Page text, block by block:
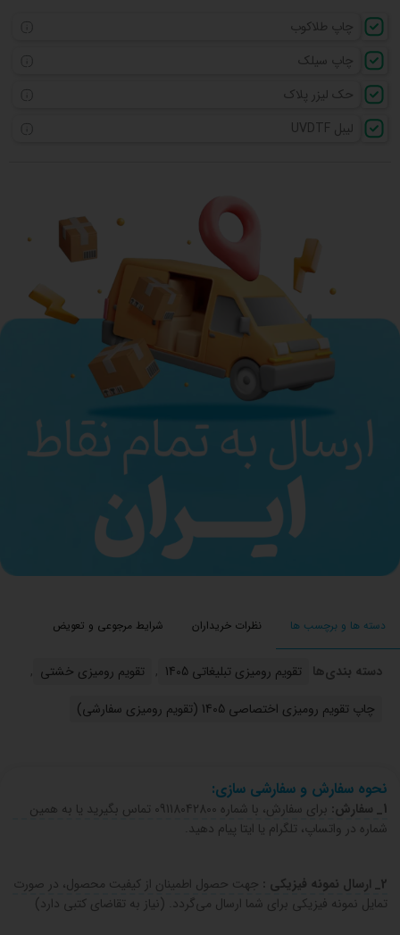
چاپ طلاکوب
چاپ سیلک
حک لیزر پلاک
لیبل UVDTF
دسته ها و برچسب ها نظرات خریداران شرایط مرجوعی و تعویض
دسته بندی‌ها تقویم رومیزی تبلیغاتی 1405 , تقویم رومیزی خشتی ,
چاپ تقویم رومیزی اختصاصی 1405 (تقویم رومیزی سفارشی)
نحوه سفارش و سفارشی سازی:
1_ سفارش:
برای سفارش، با شماره 09118042800 تماس بگیرید یا به همین
شماره در واتساپ، تلگرام یا ایتا پیام دهید.
2_ ارسال نمونه فیزیکی :
جهت حصول اطمینان از کیفیت محصول، در صورت
تمایل نمونه فیزیکی برای شما ارسال می‌گردد. (نیاز به تقاضای کتبی دارد)